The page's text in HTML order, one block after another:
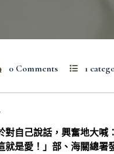
0 Comments 1
對自己說話，興奮地大
就是愛！」部、海關總